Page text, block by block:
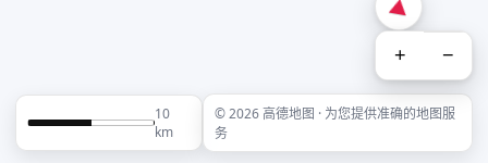
+ −
10
km
© 2026 高德地图 · 为您提供准确的地图服
务